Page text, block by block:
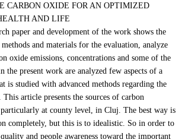
CARBON OXIDE FOR AN OPTIMIZED
AND LIFE
paper and development of the work shows the
and materials for the evaluation, analyze
oxide emissions, concentrations and some of the
the present work are analyzed few aspects of a
is studied with advanced methods regarding the
article presents the sources of carbon
at county level, in Cluj. The best way is
completely, but this is to idealistic. So in order to
and people awareness toward the important